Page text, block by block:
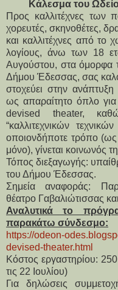
Κάλεσμα του
Προς καλλιτέχνες των
χορευτές, σκηνοθέτες,
και καλλιτέχνες από το
λογίους, άνω των 18
Αυγούστου, στα όμορφα
Δήμου Έδεσσας, σας
στοχεύει στην ανάπτυξη
ως απαραίτητο όπλο για
devised theater,
“καλλιτεχνικών
οποιονδήποτε τρόπο
μόνο), γίνεται κοινωνός
Τόπος διεξαγωγής:
του Δήμου Έδεσσας.
Σημεία αναφοράς:
θέατρο Γαβαλιώτισσας
Αναλυτικά το
παρακάτω σύνδεσμο:
https://odeon-
devised-theater.html
Κόστος εργαστηρίου:
τις 22 Ιουλίου)
Για δηλώσεις